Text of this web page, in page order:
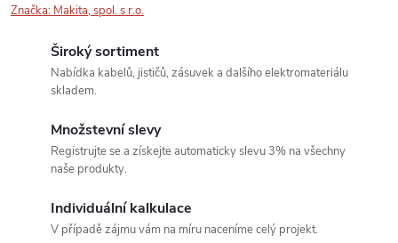
Značka: Makita, spol. s r.o.
Široký sortiment
Nabídka kabelů, jističů, zásuvek a dalšího elektromateriálu
skladem.
Množstevní slevy
Registrujte se a získejte automaticky slevu 3% na všechny
naše produkty.
Individuální kalkulace
V případě zájmu vám na míru naceníme celý projekt.